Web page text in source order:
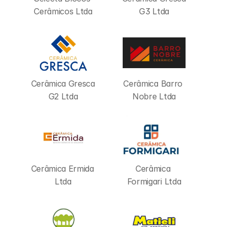
Cerâmicos Ltda
G3 Ltda
Cerâmica Gresca
G2 Ltda
Cerâmica Barro
Nobre Ltda
Cerâmica Ermida
Ltda
Cerâmica
Formigari Ltda